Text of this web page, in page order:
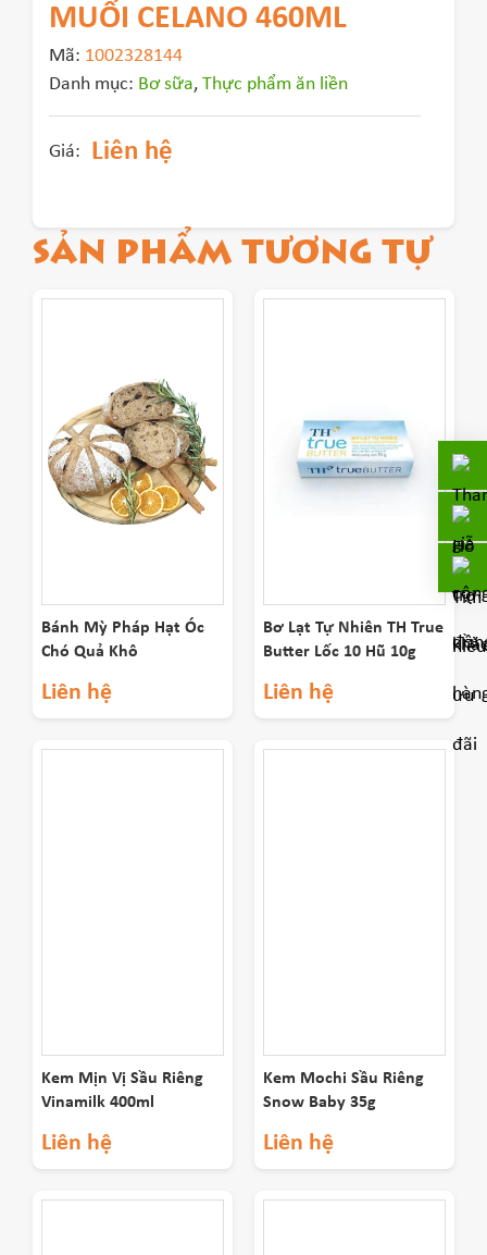
MUỐI CELANO 460ML
Mã: 1002328144
Danh mục: Bơ sữa, Thực phẩm ăn liền
Giá: Liên hệ
SẢN PHẨM TƯƠNG TỰ
Bánh Mỳ Pháp Hạt Óc
Chó Quả Khô
Liên hệ
Bơ Lạt Tự Nhiên TH True
Butter Lốc 10 Hũ 10g
Liên hệ
Kem Mịn Vị Sầu Riêng
Vinamilk 400ml
Liên hệ
Kem Mochi Sầu Riêng
Snow Baby 35g
Liên hệ